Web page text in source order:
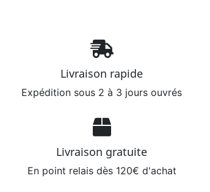
Livraison rapide
Expédition sous 2 à 3 jours ouvrés
Livraison gratuite
En point relais dès 120€ d'achat